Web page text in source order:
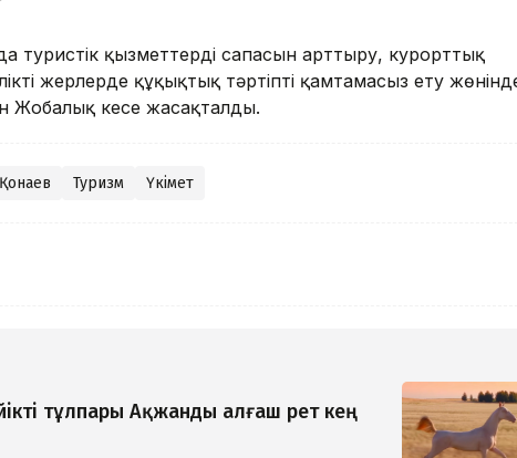
туристік қызметтердің сапасын арттыру, курорттық
жерлерде құқықтық тәртіпті қамтамасыз ету
Жобалық кеңсе жасақталды.
Қонаев Туризм Үкімет
тұлпары Ақжанды алғаш рет кең